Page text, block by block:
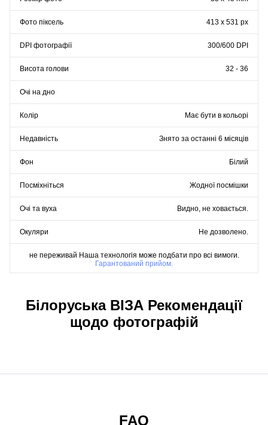
Фото піксель 413 x 531 px
DPI фотографії 300/600 DPI
Висота голови 32 - 36
Очі на дно
Колір Має бути в кольорі
Недавність Знято за останні 6 місяців
Фон Білий
Посміхніться Жодної посмішки
Очі та вуха Видно, не ховається.
Окуляри Не дозволено.
не переживай Наша технологія може подбати про всі вимоги.
Гарантований прийом.
Білоруська ВІЗА Рекомендації
щодо фотографій
FAQ